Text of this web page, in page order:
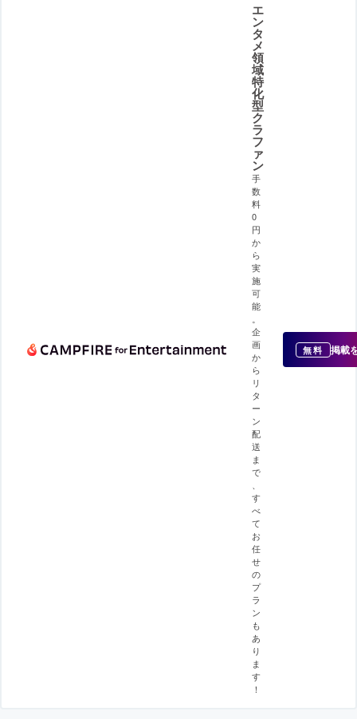
エ
ン
タ
メ
領
域
特
化
型
ク
ラ
フ
ァ
ン
手
数
料
0
円
か
ら
実
施
可
能
企
画
か
ら
リ
タ
ー
ン
配
送
ま
で
す
べ
て
お
任
せ
の
プ
ラ
ン
も
あ
り
ま
す
！
無料 掲載